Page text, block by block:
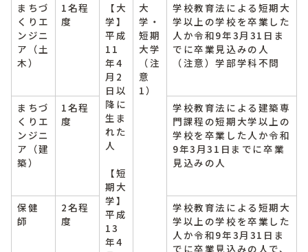
まちづ
くりエ
ンジニ
ア（土
木）
1名程
度
【大
学】
平成
11
年4
月2
日以
降に
生ま
れた
人
【短
期大
学】
平成
13
年4
大
学・
短期
大学
（注
意
1）
学校教育法による短期大
学以上の学校を卒業した
人か令和9年3月31日ま
でに卒業見込みの人
（注意）学部学科不問
まちづ
くりエ
ンジニ
ア（建
築）
1名程
度
学校教育法による建築専
門課程の短期大学以上の
学校を卒業した人か令和
9年3月31日までに卒業
見込みの人
保健
師
2名程
度
学校教育法による短期大
学以上の学校を卒業した
人か令和9年3月31日ま
でに卒業見込みの人で、